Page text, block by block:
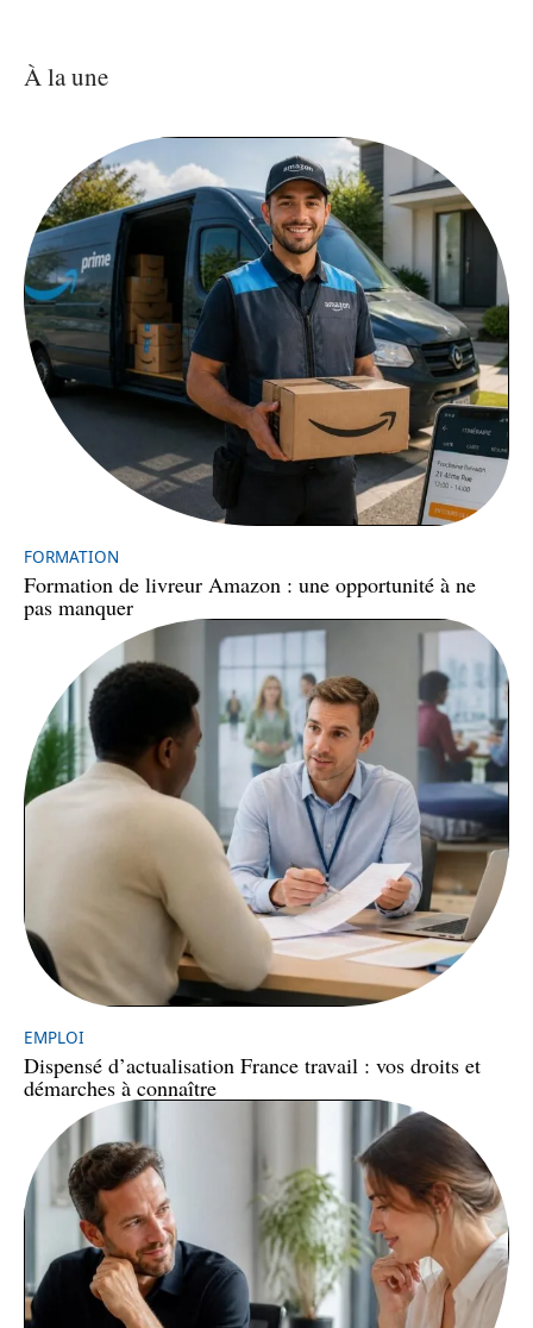
À la une
FORMATION
Formation de livreur Amazon : une opportunité à ne
pas manquer
EMPLOI
Dispensé d’actualisation France travail : vos droits et
démarches à connaître